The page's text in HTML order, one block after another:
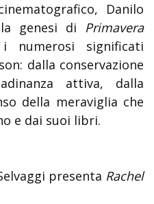
Danilo
genesi di Primavera
significati
dalla conservazione
attiva, dalla
della meraviglia che
e dai suoi libri.
presenta Rachel